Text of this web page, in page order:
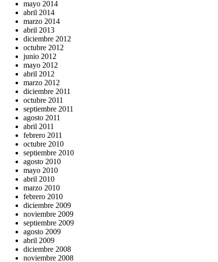
mayo 2014
abril 2014
marzo 2014
abril 2013
diciembre 2012
octubre 2012
junio 2012
mayo 2012
abril 2012
marzo 2012
diciembre 2011
octubre 2011
septiembre 2011
agosto 2011
abril 2011
febrero 2011
octubre 2010
septiembre 2010
agosto 2010
mayo 2010
abril 2010
marzo 2010
febrero 2010
diciembre 2009
noviembre 2009
septiembre 2009
agosto 2009
abril 2009
diciembre 2008
noviembre 2008